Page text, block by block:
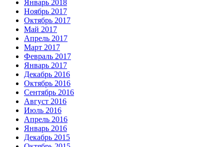
Январь 2018
Ноябрь 2017
Октябрь 2017
Май 2017
Апрель 2017
Март 2017
Февраль 2017
Январь 2017
Декабрь 2016
Октябрь 2016
Сентябрь 2016
Август 2016
Июль 2016
Апрель 2016
Январь 2016
Декабрь 2015